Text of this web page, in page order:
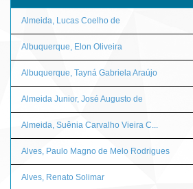
Almeida, Lucas Coelho de
Albuquerque, Elon Oliveira
Albuquerque, Tayná Gabriela Araújo
Almeida Junior, José Augusto de
Almeida, Suênia Carvalho Vieira C...
Alves, Paulo Magno de Melo Rodrigues
Alves, Renato Solimar